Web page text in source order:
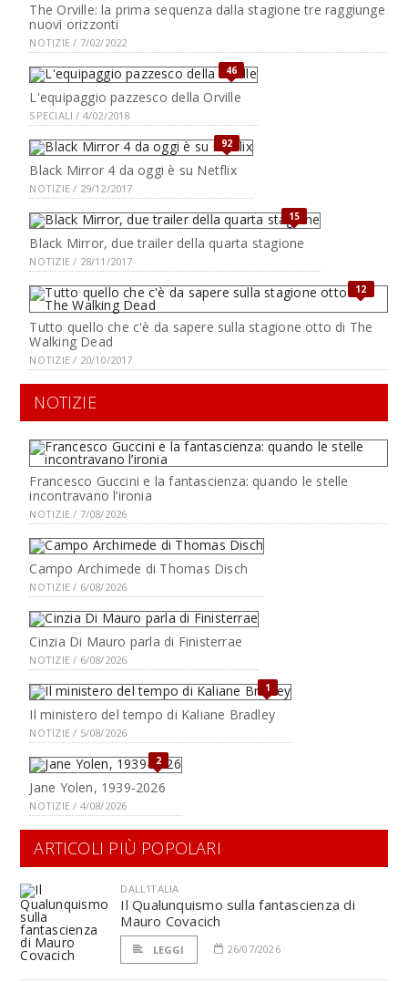
The Orville: la prima sequenza dalla stagione tre raggiunge
nuovi orizzonti
NOTIZIE / 7/02/2022
46
L'equipaggio pazzesco della Orville
SPECIALI / 4/02/2018
92
Black Mirror 4 da oggi è su Netflix
NOTIZIE / 29/12/2017
15
Black Mirror, due trailer della quarta stagione
NOTIZIE / 28/11/2017
12
Tutto quello che c'è da sapere sulla stagione otto di The
Walking Dead
NOTIZIE / 20/10/2017
NOTIZIE
Francesco Guccini e la fantascienza: quando le stelle
incontravano l’ironia
NOTIZIE / 7/08/2026
Campo Archimede di Thomas Disch
NOTIZIE / 6/08/2026
Cinzia Di Mauro parla di Finisterrae
NOTIZIE / 6/08/2026
1
Il ministero del tempo di Kaliane Bradley
NOTIZIE / 5/08/2026
2
Jane Yolen, 1939-2026
NOTIZIE / 4/08/2026
ARTICOLI PIÙ POPOLARI
DALL'ITALIA
Il Qualunquismo sulla fantascienza di
Mauro Covacich
LEGGI 26/07/2026